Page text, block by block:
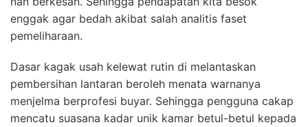
enggak agar bedah akibat salah analitis faset
pemeliharaan.
Dasar kagak usah kelewat rutin di melantaskan
pembersihan lantaran beroleh menata warnanya
menjelma berprofesi buyar. Sehingga pengguna cakap
mencatu suasana kadar unik kamar betul-betul kepada